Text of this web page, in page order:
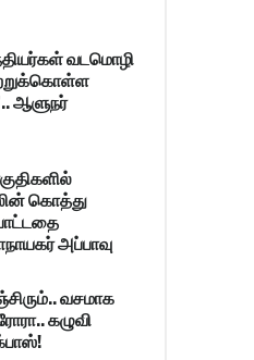
வடமொழி
ஆளுநர்
கொத்து
அப்பாவு
வசமாக
கழுவி